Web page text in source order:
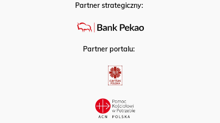
Partner strategiczny:
Partner portalu: